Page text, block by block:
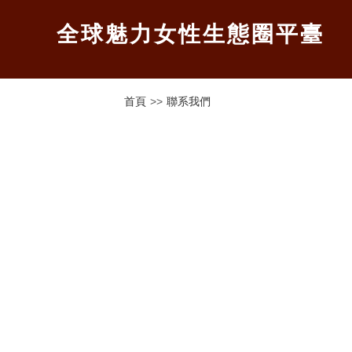
首頁 >> 聯系我們
​全球魅力女性生態圈平臺